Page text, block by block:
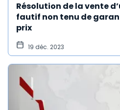
Résolution de la vente
fautif non tenu de
prix
19 déc. 2023